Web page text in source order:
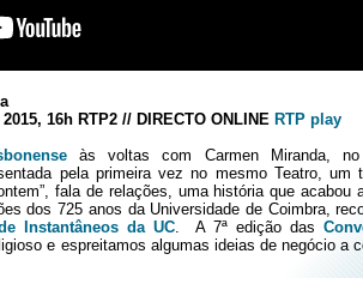
16h RTP2 // DIRECTO ONLINE RTP play
às voltas com Carmen Miranda, no
pela primeira vez no mesmo Teatro, um
fala de relações, uma história que acabou
dos 725 anos da Universidade de Coimbra,
Instantâneos da UC. A 7ª edição das
e espreitamos algumas ideias de negócio a